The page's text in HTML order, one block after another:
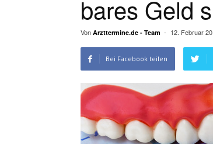
bares Geld
Von Arzttermine.de - Team - 12. Februar
Bei Facebook teilen